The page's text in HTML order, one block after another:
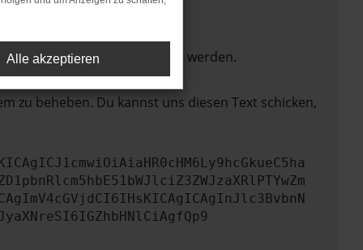
nicht mehr unterstützt werden.
zu beheben. Du kannst uns diesen Text schicken,
Alle akzeptieren